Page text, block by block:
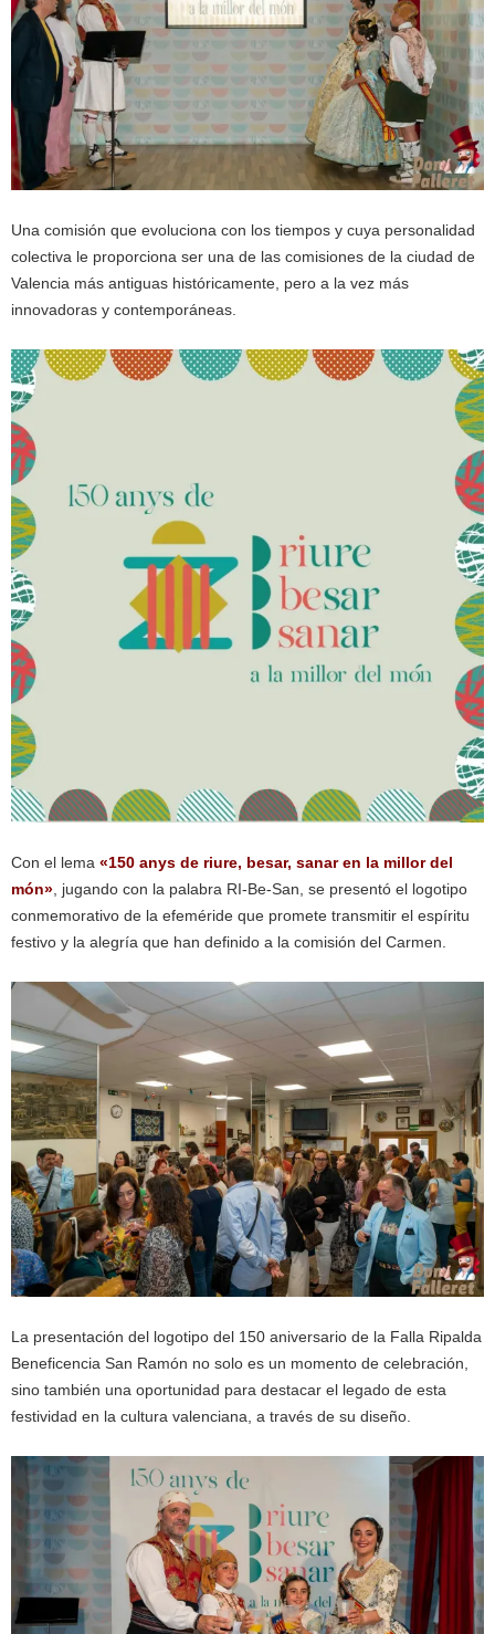
Una comisión que evoluciona con los tiempos y cuya personalidad
colectiva le proporciona ser una de las comisiones de la ciudad de
Valencia más antiguas históricamente, pero a la vez más
innovadoras y contemporáneas.
Con el lema «150 anys de riure, besar, sanar en la millor del
món» , jugando con la palabra RI-Be-San, se presentó el logotipo
conmemorativo de la efeméride que promete transmitir el espíritu
festivo y la alegría que han definido a la comisión del Carmen.
La presentación del logotipo del 150 aniversario de la Falla Ripalda
Beneficencia San Ramón no solo es un momento de celebración,
sino también una oportunidad para destacar el legado de esta
festividad en la cultura valenciana, a través de su diseño.